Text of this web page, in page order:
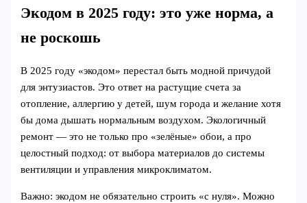
Экодом в 2025 году: это уже норма, а
не роскошь
В 2025 году «экодом» перестал быть модной причудой
для энтузиастов. Это ответ на растущие счета за
отопление, аллергию у детей, шум города и желание хотя
бы дома дышать нормальным воздухом. Экологичный
ремонт — это не только про «зелёные» обои, а про
целостный подход: от выбора материалов до системы
вентиляции и управления микроклиматом.
Важно: экодом не обязательно строить «с нуля». Можно